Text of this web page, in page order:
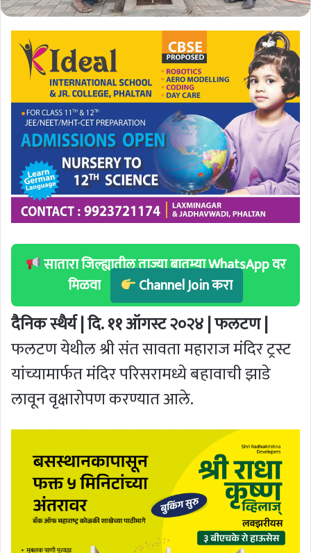
सातारा जिल्ह्यातील ताज्या बातम्या WhatsApp वर
मिळवा
Channel Join करा
दैनिक स्थैर्य | दि. ११ ऑगस्ट २०२४ | फलटण |
फलटण येथील श्री संत सावता महाराज मंदिर ट्रस्ट
यांच्यामार्फत मंदिर परिसरामध्ये बहावाची झाडे
लावून वृक्षारोपण करण्यात आले.